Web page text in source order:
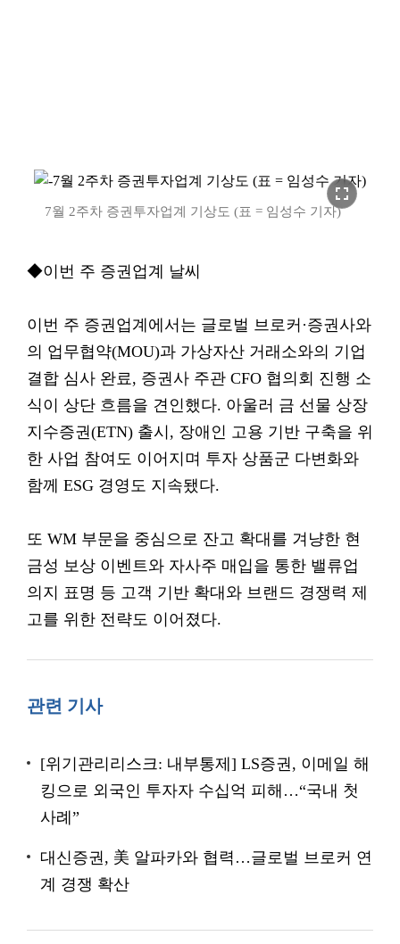
fullscreen
7월 2주차 증권투자업계 기상도 (표 = 임성수 기자)
◆이번 주 증권업계 날씨
이번 주 증권업계에서는 글로벌 브로커·증권사와
의 업무협약(MOU)과 가상자산 거래소와의 기업
결합 심사 완료, 증권사 주관 CFO 협의회 진행 소
식이 상단 흐름을 견인했다. 아울러 금 선물 상장
지수증권(ETN) 출시, 장애인 고용 기반 구축을 위
한 사업 참여도 이어지며 투자 상품군 다변화와
함께 ESG 경영도 지속됐다.
또 WM 부문을 중심으로 잔고 확대를 겨냥한 현
금성 보상 이벤트와 자사주 매입을 통한 밸류업
의지 표명 등 고객 기반 확대와 브랜드 경쟁력 제
고를 위한 전략도 이어졌다.
관련 기사
[위기관리리스크: 내부통제] LS증권, 이메일 해
킹으로 외국인 투자자 수십억 피해…“국내 첫
사례”
대신증권, 美 알파카와 협력…글로벌 브로커 연
계 경쟁 확산